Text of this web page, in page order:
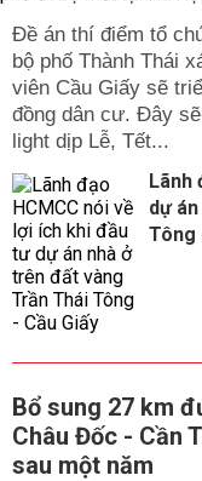
Đề án thí điểm tổ
bộ phố Thành Thái
viên Cầu Giấy sẽ
đồng dân cư. Đây
light dịp Lễ, Tết...
Lãnh
dự
Tông
Bổ sung 27 km
Châu Đốc - Cần
sau một năm